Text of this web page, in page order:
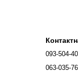
093-504-
063-035-